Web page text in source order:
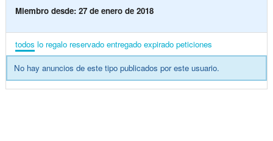
Miembro desde: 27 de enero de 2018
todos lo regalo reservado entregado expirado peticiones
No hay anuncios de este tipo publicados por este usuario.